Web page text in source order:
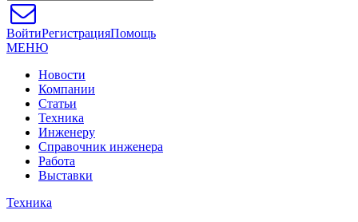
ВойтиРегистрацияПомощь
МЕНЮ
Новости
Компании
Статьи
Техника
Инженеру
Справочник инженера
Работа
Выставки
Техника